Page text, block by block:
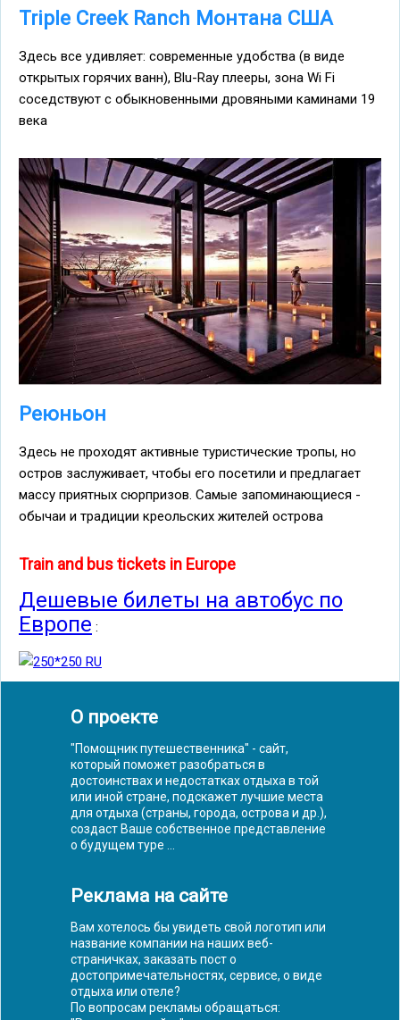
Triple Creek Ranch Монтана США
Здесь все удивляет: современные удобства (в виде
открытых горячих ванн), Blu-Ray плееры, зона Wi Fi
соседствуют с обыкновенными дровяными каминами 19
века
Реюньон
Здесь не проходят активные туристические тропы, но
остров заслуживает, чтобы его посетили и предлагает
массу приятных сюрпризов. Самые запоминающиеся -
обычаи и традиции креольских жителей острова
Train and bus tickets in Europe
Дешевые билеты на автобус по
Европе :
О проекте
"Помощник путешественника" - сайт,
который поможет разобраться в
достоинствах и недостатках отдыха в той
или иной стране, подскажет лучшие места
для отдыха (страны, города, острова и др.),
создаст Ваше собственное представление
о будущем туре ...
Реклама на сайте
Вам хотелось бы увидеть свой логотип или
название компании на наших веб-
страничках, заказать пост о
достопримечательностях, сервисе, о виде
отдыха или отеле?
По вопросам рекламы обращаться: